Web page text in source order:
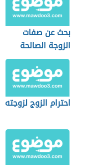
بحث عن صفات
الزوجة الصالحة
احترام الزوج لزوجته